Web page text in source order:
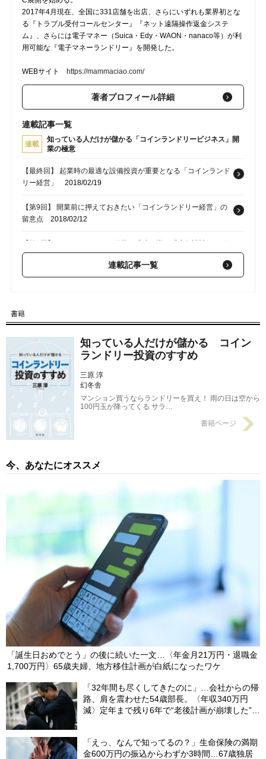
2017年4月現在、全国に331店舗を出店、さらにいずれも業界初とな
る『トラブル受付コールセンター』『ネット遠隔操作返金システ
ム』、さらには電子マネー（Suica・Edy・WAON・nanaco等）が利
用可能な『電子マネーランドリー』を開発した。
WEBサイト https://mammaciao.com/
著者プロフィール詳細
連載記事一覧
連載
知っている人だけが儲かる「コインランドリービジネス」開
業の極意
【最終回】 起業時の最適な設備投資が重要となる「コインランド
リー経営」
2018/02/19
【第9回】 開業前に押えておきたい「コインランドリー経営」の
留意点 2018/02/12
【第7回】 コインランドリー経営を成功に導く「店舗設計」のポ
イント2018/01/29
【第6回】 コインランドリー経営の成功を左右する「設備機器」
【第5回】 コインランドリー経営に必要な「地元に根付く」とい
う姿勢2018/01/15
連載記事一覧
書籍
知っている人だけが儲かる コイン
ランドリー投資のすすめ
三原 淳
幻冬舎
マンション買うならランドリーを買え！ 雨の日は空から
100円玉が降ってくる サラ…
書籍ページ
今、あなたにオススメ
「誕生日おめでとう」の後に続いた一文…〈年金月21万円・退職金
1,700万円〉65歳夫婦、地方移住計画が白紙になったワケ
「32年間も尽くしてきたのに」…会社からの帰
路、肩を震わせた54歳部長。〈年収340万円
減〉定年まで残り6年で“老後計画が崩壊した”ワ
「えっ、なんで知ってるの？」生命保険の満期
金600万円の振込からわずか3時間…67歳独居